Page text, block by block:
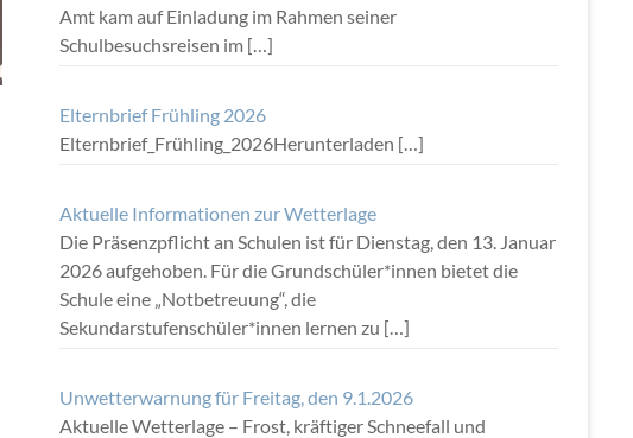
Amt kam auf Einladung im Rahmen seiner
Schulbesuchsreisen im […]
Elternbrief Frühling 2026
Elternbrief_Frühling_2026Herunterladen […]
Aktuelle Informationen zur Wetterlage
Die Präsenzpflicht an Schulen ist für Dienstag, den 13. Januar
2026 aufgehoben. Für die Grundschüler*innen bietet die
Schule eine „Notbetreuung“, die
Sekundarstufenschüler*innen lernen zu […]
Unwetterwarnung für Freitag, den 9.1.2026
Aktuelle Wetterlage – Frost, kräftiger Schneefall und